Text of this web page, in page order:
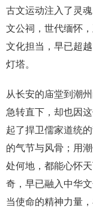
古文运动注入了灵
文公祠，世代缅怀
文化担当，早已超
灯塔。
从长安的庙堂到潮
急转直下，却也因
起了捍卫儒家道统
的气节与风骨；用
处何地，都能心怀
奇，早已融入中华
当使命的精神力量